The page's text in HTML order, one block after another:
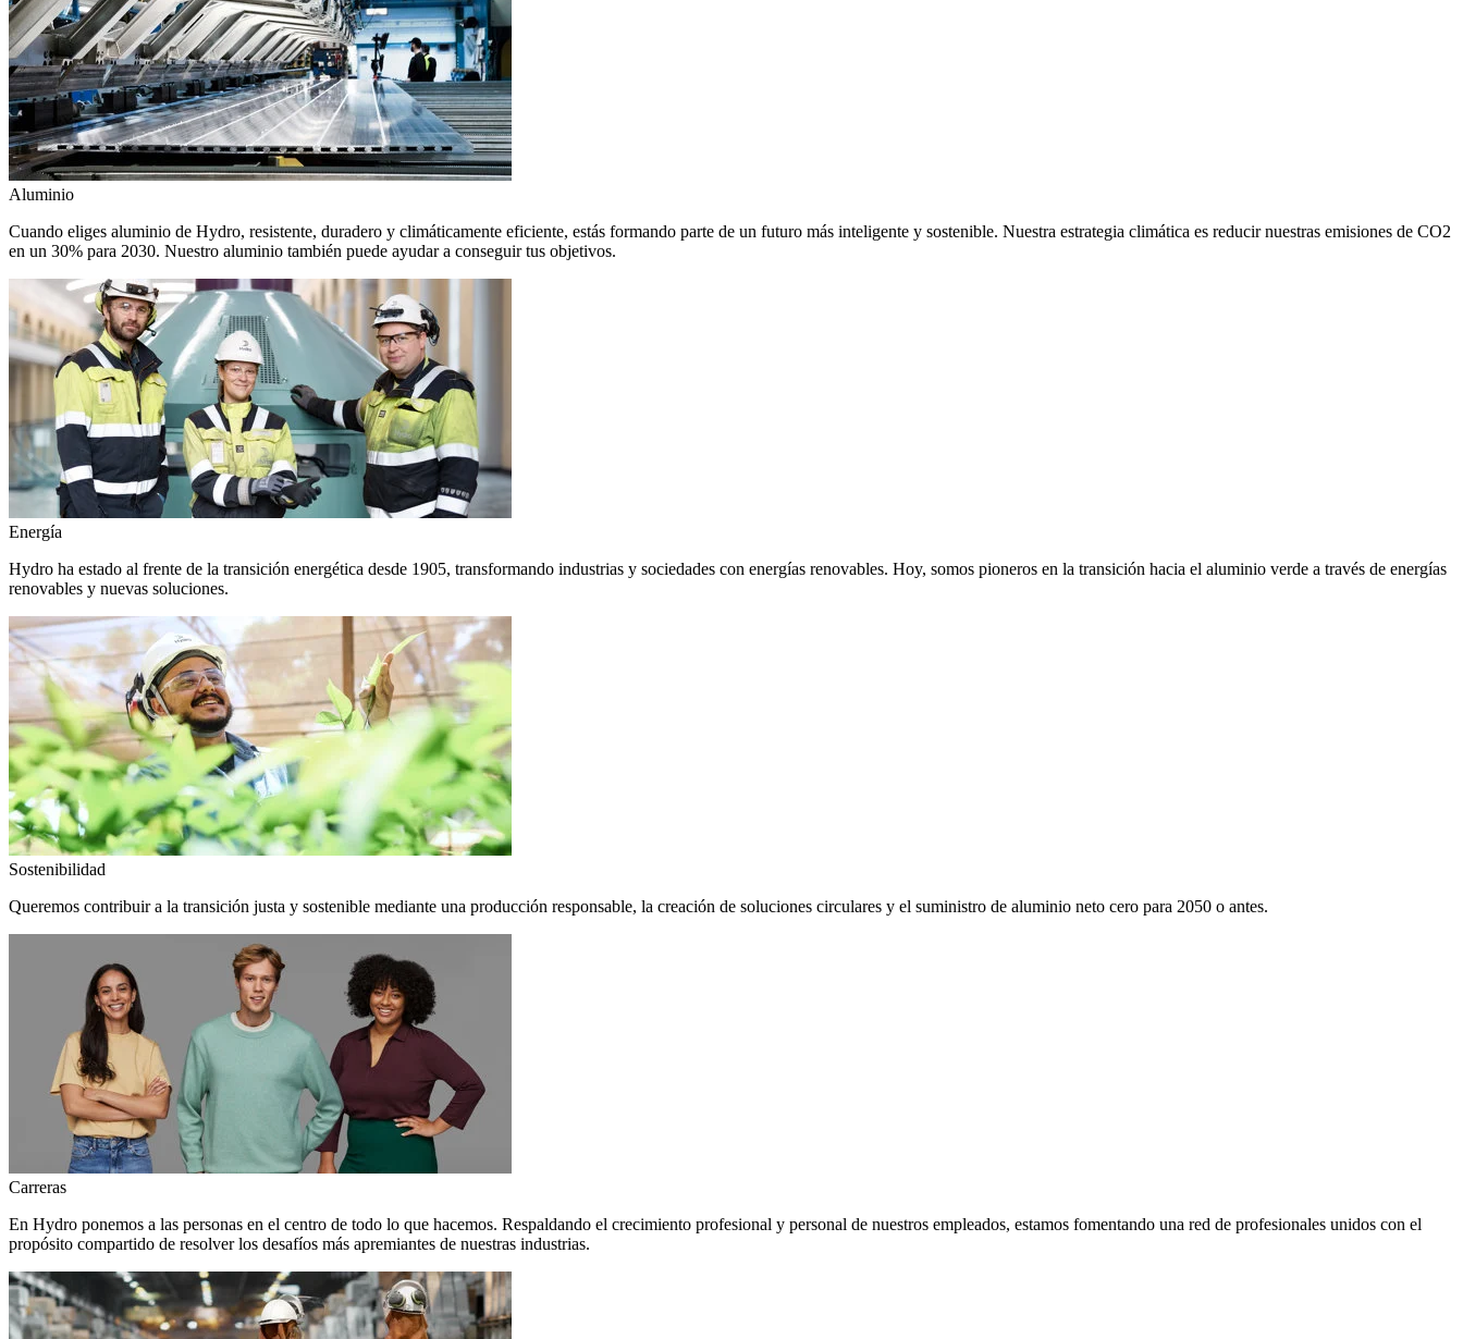
Aluminio
Cuando eliges aluminio de Hydro, resistente, duradero y climáticamente eficiente, estás formando parte de un futuro más inteligente y sostenible. Nuestra estrategia climática es reducir nuestras emisiones de CO2
en un 30% para 2030. Nuestro aluminio también puede ayudar a conseguir tus objetivos.
Energía
Hydro ha estado al frente de la transición energética desde 1905, transformando industrias y sociedades con energías renovables. Hoy, somos pioneros en la transición hacia el aluminio verde a través de energías
renovables y nuevas soluciones.
Sostenibilidad
Queremos contribuir a la transición justa y sostenible mediante una producción responsable, la creación de soluciones circulares y el suministro de aluminio neto cero para 2050 o antes.
Carreras
En Hydro ponemos a las personas en el centro de todo lo que hacemos. Respaldando el crecimiento profesional y personal de nuestros empleados, estamos fomentando una red de profesionales unidos con el
propósito compartido de resolver los desafíos más apremiantes de nuestras industrias.